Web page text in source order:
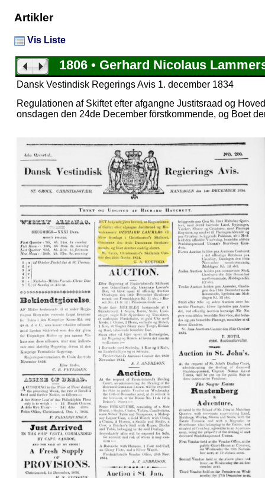
Artikler
Vis Liste
1806 • Gerhard Nicolaus
Dansk Vestindisk Regerings Avis 1. december 1834
Regulationen af Skiftet efter afgangne Justitsraad og
onsdagen den 24de December förstkommende, og Boet